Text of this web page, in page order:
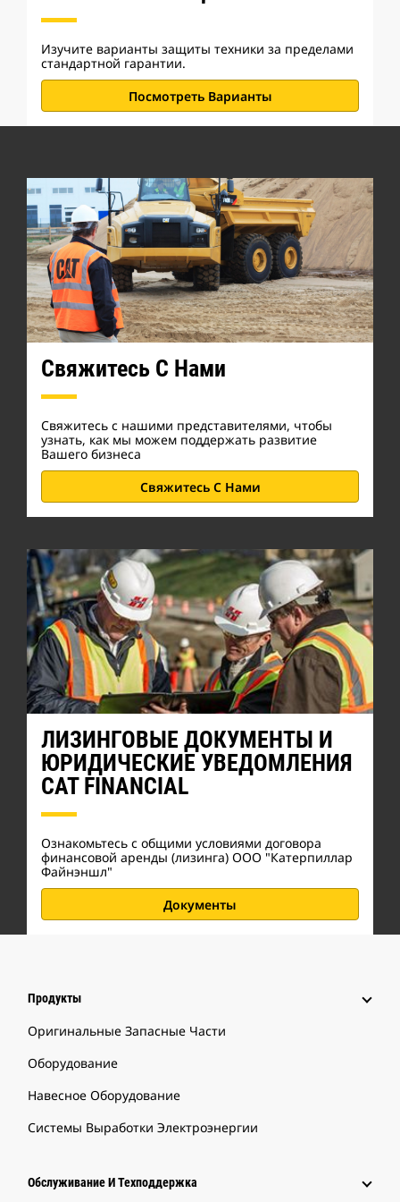
Изучите варианты защиты техники за пределами
стандартной гарантии.
Посмотреть Варианты
Свяжитесь С Нами
Свяжитесь с нашими представителями, чтобы
узнать, как мы можем поддержать развитие
Вашего бизнеса
Свяжитесь С Нами
ЛИЗИНГОВЫЕ ДОКУМЕНТЫ И
ЮРИДИЧЕСКИЕ УВЕДОМЛЕНИЯ
CAT FINANCIAL
Ознакомьтесь с общими условиями договора
финансовой аренды (лизинга) ООО "Катерпиллар
Файнэншл"
Документы
Продукты
Оригинальные Запасные Части
Оборудование
Навесное Оборудование
Системы Выработки Электроэнергии
Обслуживание И Техподдержка